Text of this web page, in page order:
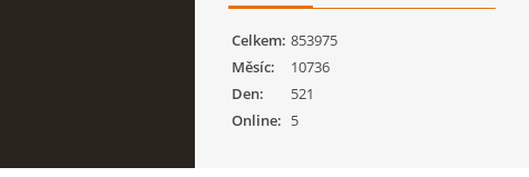
Online: 5
Celkem: 853975
Měsíc:
10736
Den:
521